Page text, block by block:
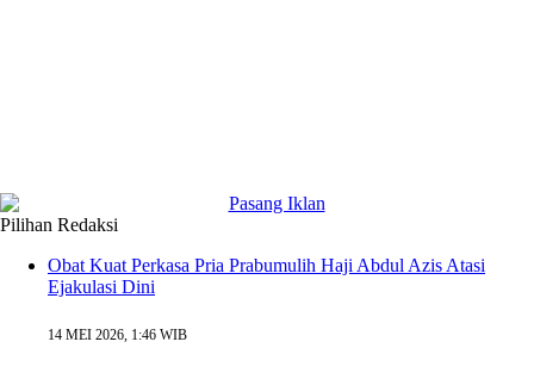
Pilihan Redaksi
Obat Kuat Perkasa Pria Prabumulih Haji Abdul Azis Atasi
Ejakulasi Dini
14 MEI 2026, 1:46 WIB